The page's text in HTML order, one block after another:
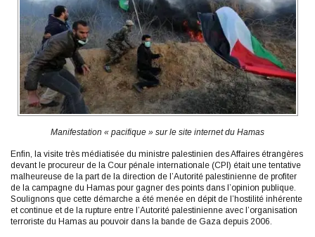
Manifestation « pacifique » sur le site internet du Hamas
Enfin, la visite très médiatisée du ministre palestinien des Affaires étrangères
devant le procureur de la Cour pénale internationale (CPI) était une tentative
malheureuse de la part de la direction de l’Autorité palestinienne de profiter
de la campagne du Hamas pour gagner des points dans l’opinion publique.
Soulignons que cette démarche a été menée en dépit de l’hostilité inhérente
et continue et de la rupture entre l’Autorité palestinienne avec l’organisation
terroriste du Hamas au pouvoir dans la bande de Gaza depuis 2006.